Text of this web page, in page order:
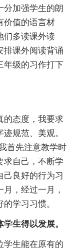
分加强学生的朗
价值的语言材
们多读课外读
排课外阅读背诵
年级的习作打下
态度，我要求
规范、美观。
首先注意教学时
求自己，不断学
良好的行为习
，经过一月，
学习习惯。
生得以发展。
生能在原有的